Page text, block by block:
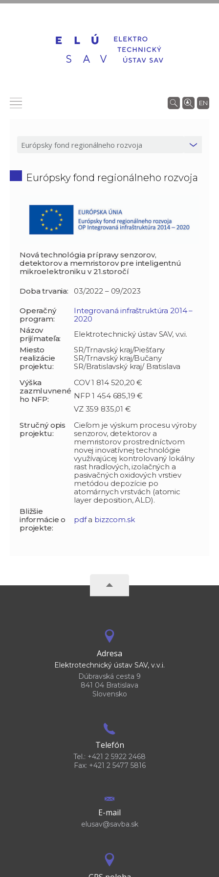
EN
Európsky fond regionálneho rozvoja
Nová technológia prípravy senzorov,
detektorov a memristorov pre inteligentnú
mikroelektroniku v 21.storočí
Doba trvania: 03/2022 – 09/2023
Operačný
program:
Integrovaná infraštruktúra 2014 –
2020
Názov
prijímateľa:
Elektrotechnický ústav SAV, v.v.i.
Miesto
realizácie
projektu:
SR/Trnavský kraj/Piešťany
SR/Trnavský kraj/Bučany
SR/Bratislavský kraj/ Bratislava
Výška
zazmluvnené
ho NFP:
COV 1 814 520,20 €
NFP 1 454 685,19 €
VZ 359 835,01 €
Stručný opis
projektu:
Cieľom je výskum procesu výroby
senzorov, detektorov a
memristorov prostredníctvom
novej inovatívnej technológie
využívajúcej kontrolovaný lokálny
rast hradlových, izolačných a
pasivačných oxidových vrstiev
metódou depozície po
atomárnych vrstvách (atomic
layer deposition, ALD).
Bližšie
informácie o
projekte:
pdfa bizzcom.sk
Adresa
Elektrotechnický ústav SAV, v.v.i.
Dúbravská cesta 9
841 04 Bratislava
Slovensko
Telefón
Tel.: +421 2 5922 2468
Fax: +421 2 5477 5816
E-mail
elusav@savba.sk